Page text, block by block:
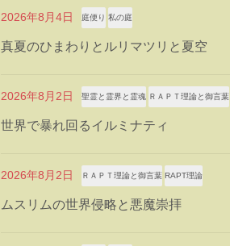
2026年8月4日 庭便り 私の庭
真夏のひまわりとルリマツリと夏空
2026年8月2日 聖霊と霊界と霊魂 ＲＡＰＴ理論と御言葉
世界で暴れ回るイルミナティ
2026年8月2日 ＲＡＰＴ理論と御言葉 RAPT理論
ムスリムの世界侵略と悪魔崇拝